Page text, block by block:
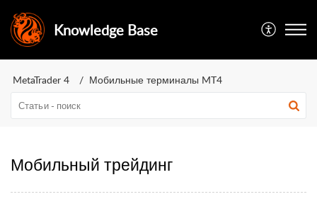
Knowledge Base
MetaTrader 4 Мобильные терминалы MT4
Мобильный трейдинг